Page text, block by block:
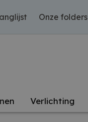
Onze folders
Verlichting